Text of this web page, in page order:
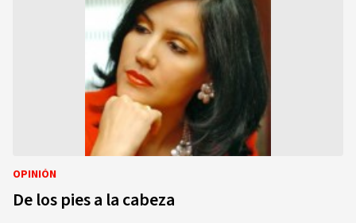
OPINIÓN
De los pies a la cabeza